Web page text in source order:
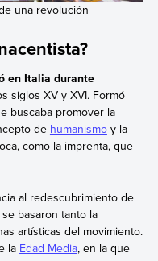
una revolución
en Italia durante
siglos XV y XVI. Formó
buscaba promover la
de humanismoy la
como la imprenta, que
al redescubrimiento de
basaron tanto la
artísticas del movimiento.
la Edad Media, en la que